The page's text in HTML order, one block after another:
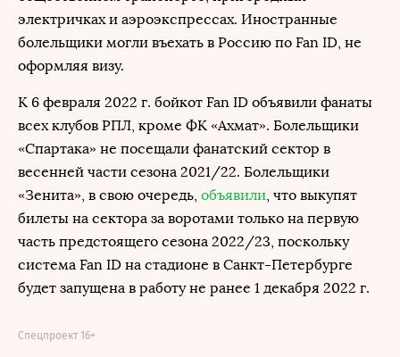
электричках и аэроэкспрессах. Иностранные
болельщики могли въехать в Россию по Fan ID, не
оформляя визу.
К 6 февраля 2022 г. бойкот Fan ID объявили фанаты
всех клубов РПЛ, кроме ФК «Ахмат». Болельщики
«Спартака» не посещали фанатский сектор в
весенней части сезона 2021/22. Болельщики
«Зенита», в свою очередь, объявили, что выкупят
билеты на сектора за воротами только на первую
часть предстоящего сезона 2022/23, поскольку
система Fan ID на стадионе в Санкт-Петербурге
будет запущена в работу не ранее 1 декабря 2022 г.
Спецпроект 16+